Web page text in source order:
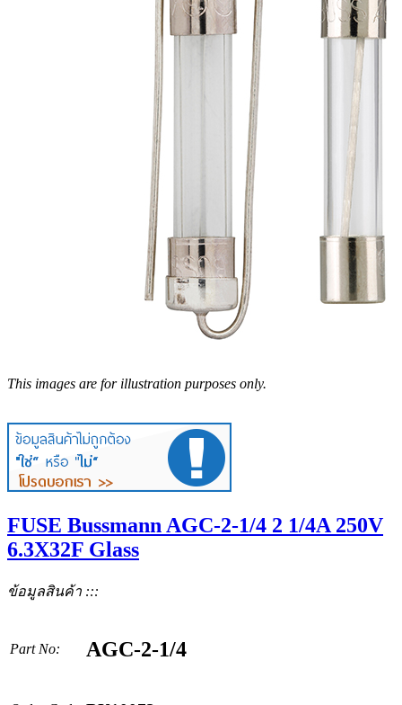
This images are for illustration purposes only.
FUSE Bussmann AGC-2-1/4 2 1/4A 250V
6.3X32F Glass
ข้อมูลสินค้า :::
Part No: AGC-2-1/4